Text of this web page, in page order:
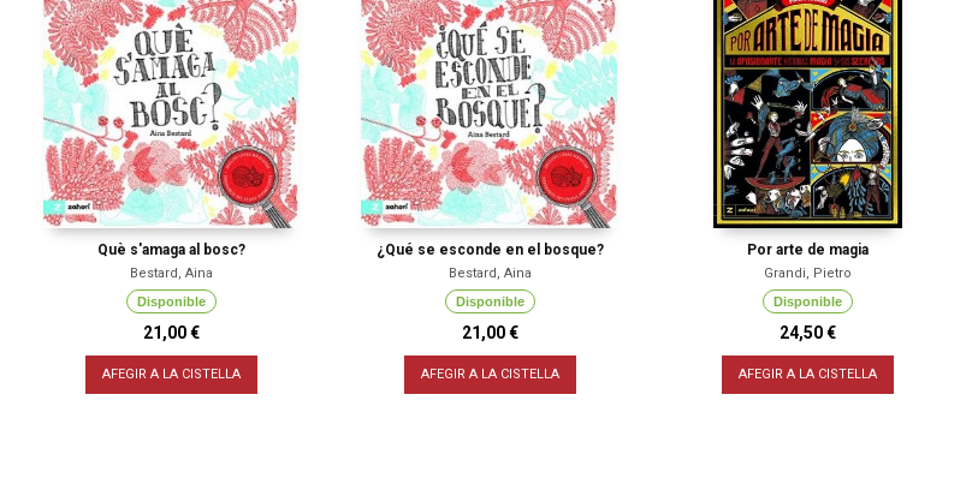
Què s'amaga al bosc?
Bestard, Aina
Disponible
21,00 €
AFEGIR A LA CISTELLA
¿Qué se esconde en el bosque?
Bestard, Aina
Disponible
21,00 €
AFEGIR A LA CISTELLA
Por arte de magia
Grandi, Pietro
Disponible
24,50 €
AFEGIR A LA CISTELLA